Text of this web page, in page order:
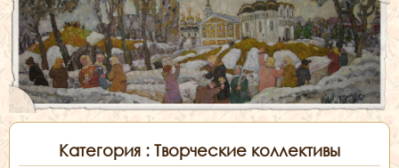
Категория : Творческие коллективы